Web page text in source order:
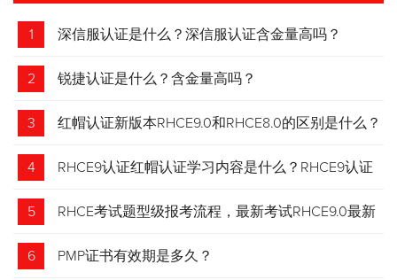
1 深信服认证是什么？深信服认证含金量高吗？
2 锐捷认证是什么？含金量高吗？
3 红帽认证新版本RHCE9.0和RHCE8.0的区别是什么？
4 RHCE9认证红帽认证学习内容是什么？RHCE9认证
介绍
5 RHCE考试题型级报考流程，最新考试RHCE9.0最新
考试 变化请悉知
6 PMP证书有效期是多久？